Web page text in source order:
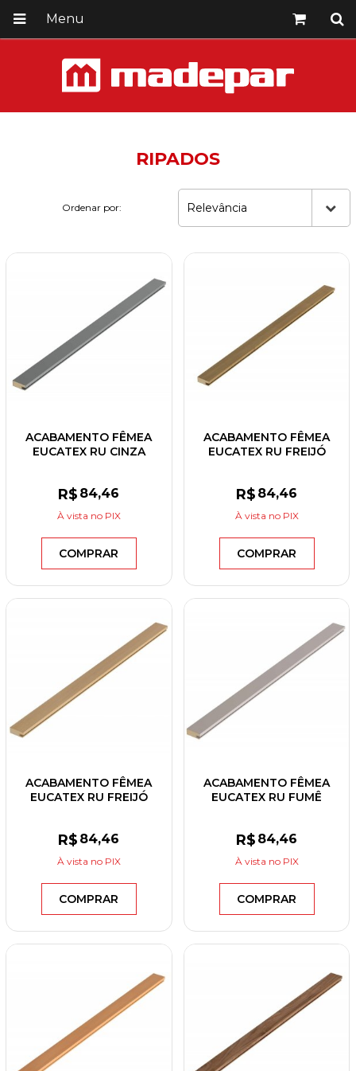
Menu
RIPADOS
Ordenar por: Relevância
ACABAMENTO FÊMEA
EUCATEX RU CINZA
R$ 84,46
À vista no PIX
COMPRAR
ACABAMENTO FÊMEA
EUCATEX RU FREIJÓ
R$ 84,46
À vista no PIX
COMPRAR
ACABAMENTO FÊMEA
EUCATEX RU FREIJÓ
R$ 84,46
À vista no PIX
COMPRAR
ACABAMENTO FÊMEA
EUCATEX RU FUMÊ
R$ 84,46
À vista no PIX
COMPRAR